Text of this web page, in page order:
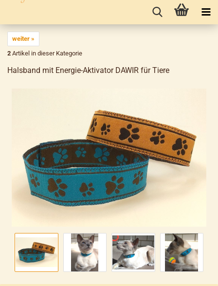
weiter »
2 Artikel in dieser Kategorie
Halsband mit Energie-Aktivator DAWIR für Tiere